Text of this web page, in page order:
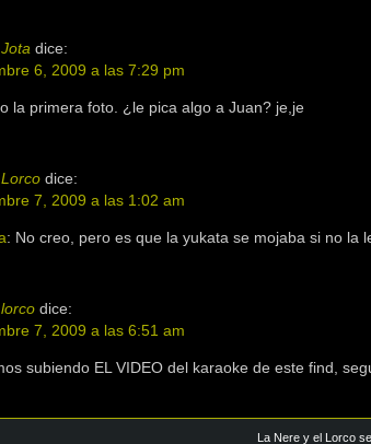
Jota dice:
6, 2009 a las 7:29 pm
la primera foto. ¿le pica algo a Juan? je,je
Lorco dice:
7, 2009 a las 1:02 am
: No creo, pero es que la yukata se mojaba si no la
lorco dice:
7, 2009 a las 6:51 am
subiendo EL VIDEO del karaoke de este find,
La Nere y el Lorco